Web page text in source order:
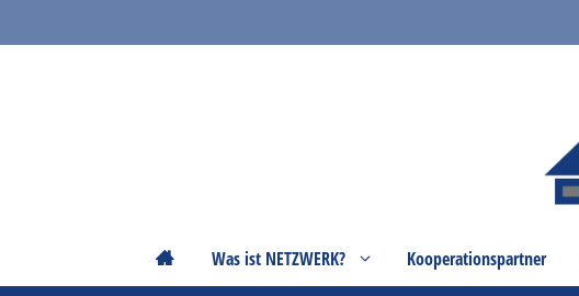
Inhalt
Startseite
Was ist NETZWERK? Kooperationspartner